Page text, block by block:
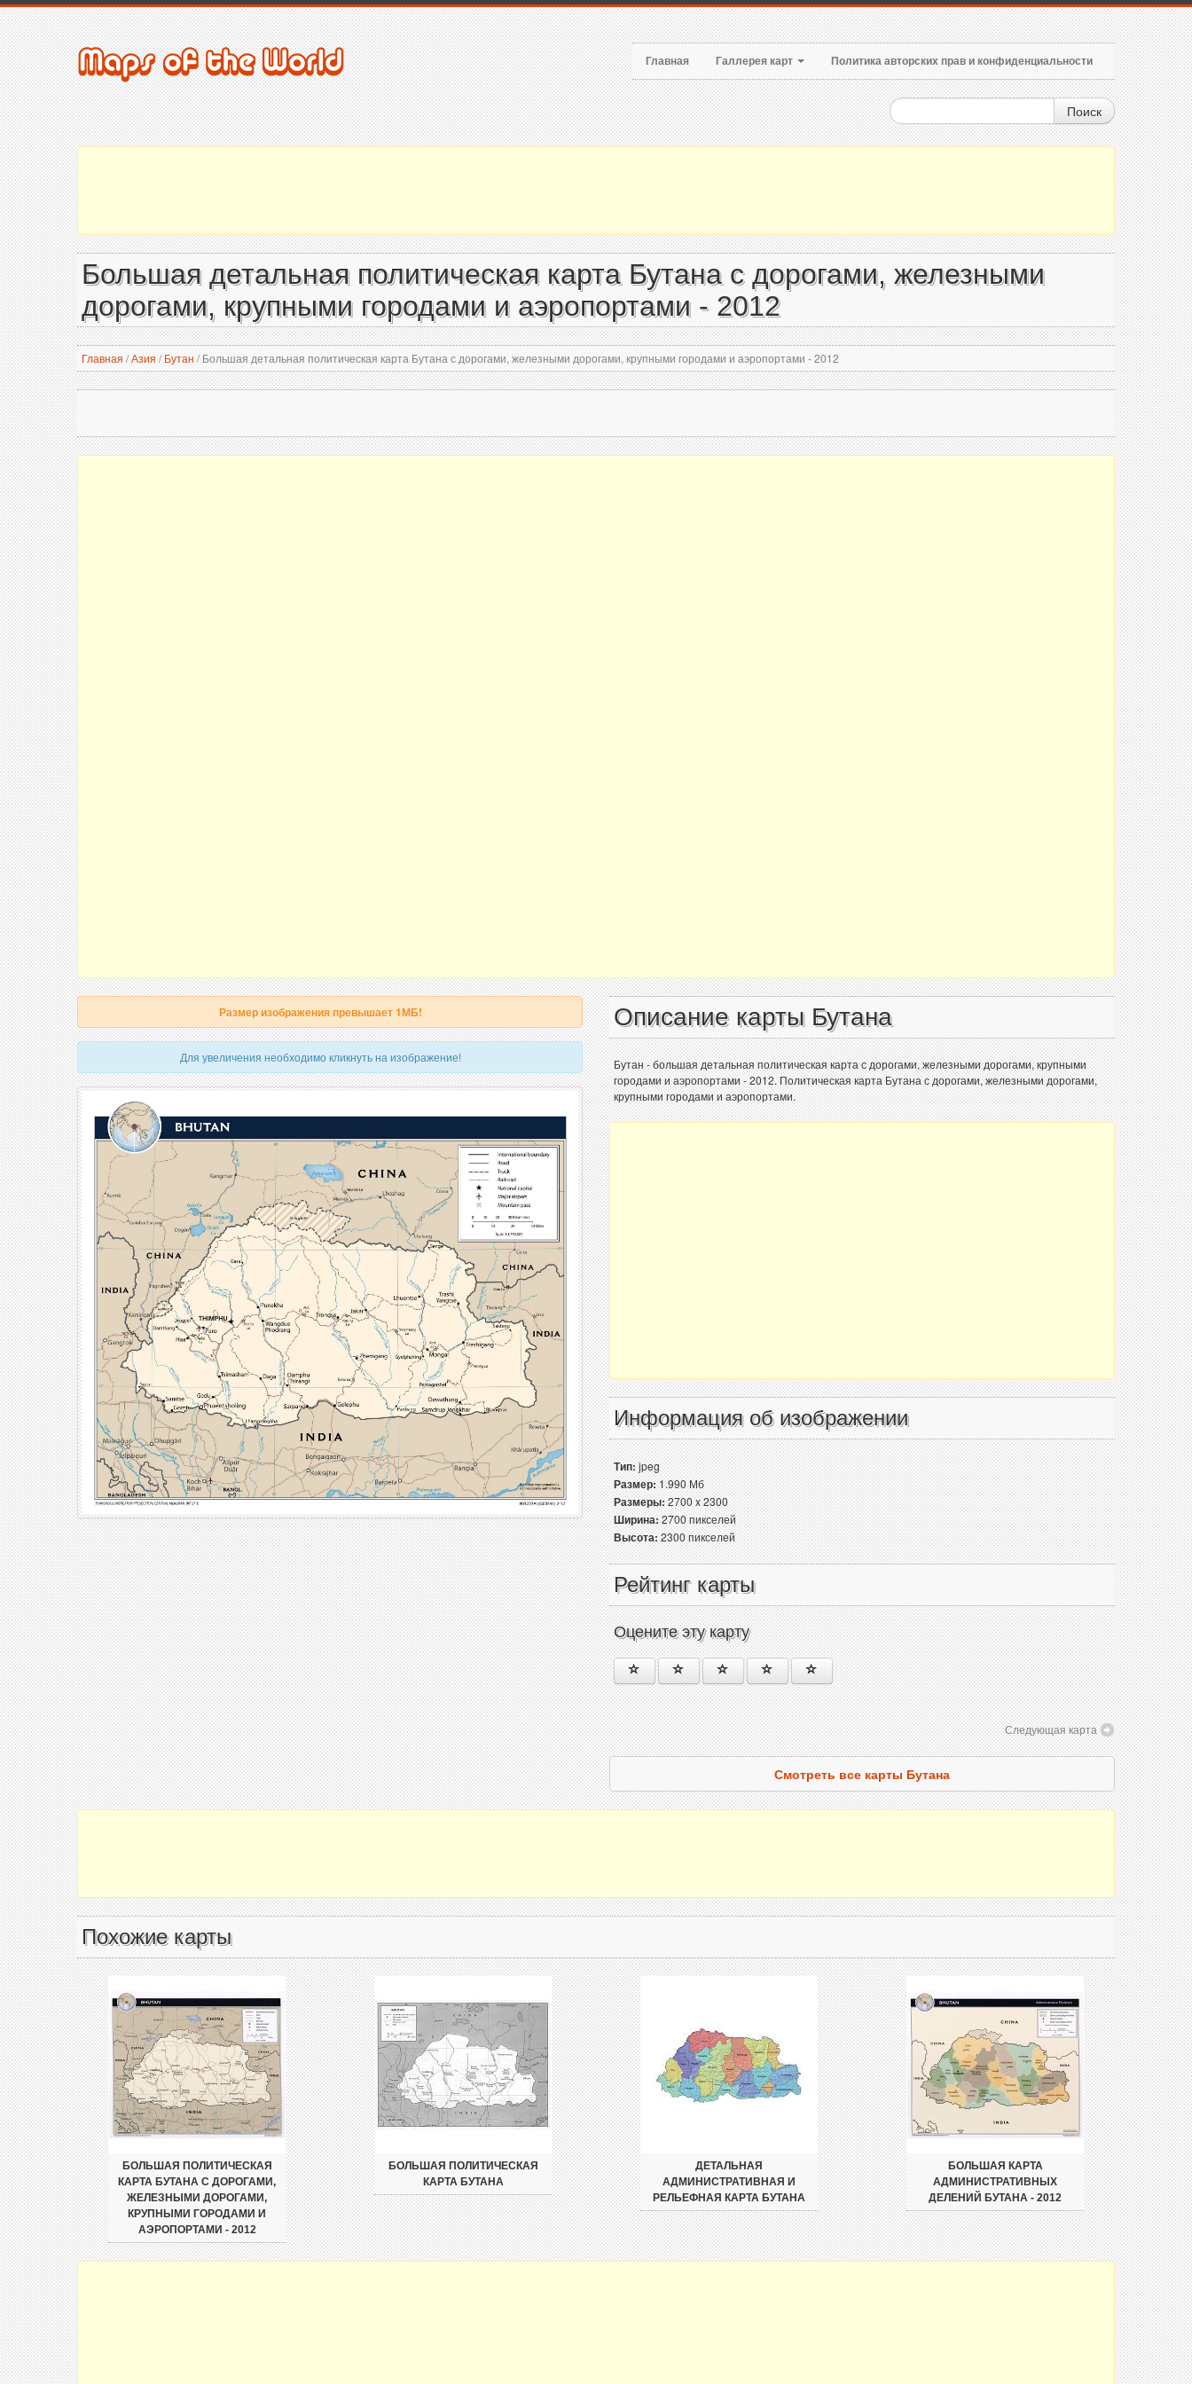
Главная Галлерея карт Политика авторских прав и конфиденциальности
Поиск
Большая детальная политическая карта Бутана с дорогами, железными
дорогами, крупными городами и аэропортами - 2012
Главная /Азия / Бутан /Большая детальная политическая карта Бутана с дорогами, железными дорогами, крупными городами и аэропортами - 2012
Размер изображения превышает 1МБ!
Для увеличения необходимо кликнуть на изображение!
Описание карты Бутана
Бутан - большая детальная политическая карта с дорогами, железными дорогами, крупными
городами и аэропортами - 2012. Политическая карта Бутана с дорогами, железными дорогами,
крупными городами и аэропортами.
Информация об изображении
Тип:jpeg
Размер:1.990 Мб
Размеры:2700 x 2300
Ширина:2700 пикселей
Высота:2300 пикселей
Рейтинг карты
Оцените эту карту
Следующая карта
Смотреть все карты Бутана
Похожие карты
БОЛЬШАЯ ПОЛИТИЧЕСКАЯ
КАРТА БУТАНА С ДОРОГАМИ,
ЖЕЛЕЗНЫМИ ДОРОГАМИ,
КРУПНЫМИ ГОРОДАМИ И
АЭРОПОРТАМИ - 2012
БОЛЬШАЯ ПОЛИТИЧЕСКАЯ
КАРТА БУТАНА
ДЕТАЛЬНАЯ
АДМИНИСТРАТИВНАЯ И
РЕЛЬЕФНАЯ КАРТА БУТАНА
БОЛЬШАЯ КАРТА
АДМИНИСТРАТИВНЫХ
ДЕЛЕНИЙ БУТАНА - 2012